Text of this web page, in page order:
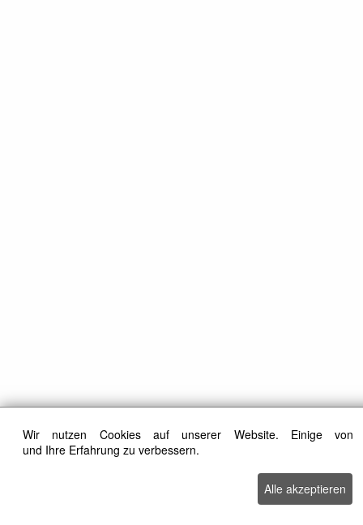
Wir nutzen Cookies auf unserer Website. Einige
und Ihre Erfahrung zu verbessern.
Alle akzeptieren